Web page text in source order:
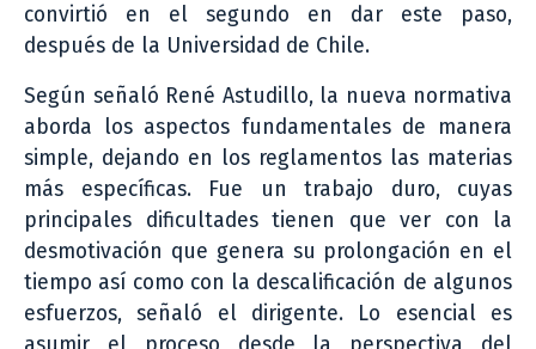
convirtió en el segundo en dar este paso,
después de la Universidad de Chile.
Según señaló René Astudillo, la nueva normativa
aborda los aspectos fundamentales de manera
simple, dejando en los reglamentos las materias
más específicas. Fue un trabajo duro, cuyas
principales dificultades tienen que ver con la
desmotivación que genera su prolongación en el
tiempo así como con la descalificación de algunos
esfuerzos, señaló el dirigente. Lo esencial es